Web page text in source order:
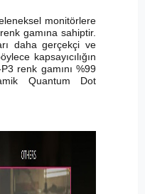
monitörlere
gamına sahiptir.
daha gerçekçi ve
kapsayıcılığın
renk gamını %99
Quantum Dot